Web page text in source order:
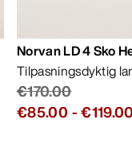
Norvan LD 4 Sko
Tilpasningsdyktig
€170.00
€85.00 -